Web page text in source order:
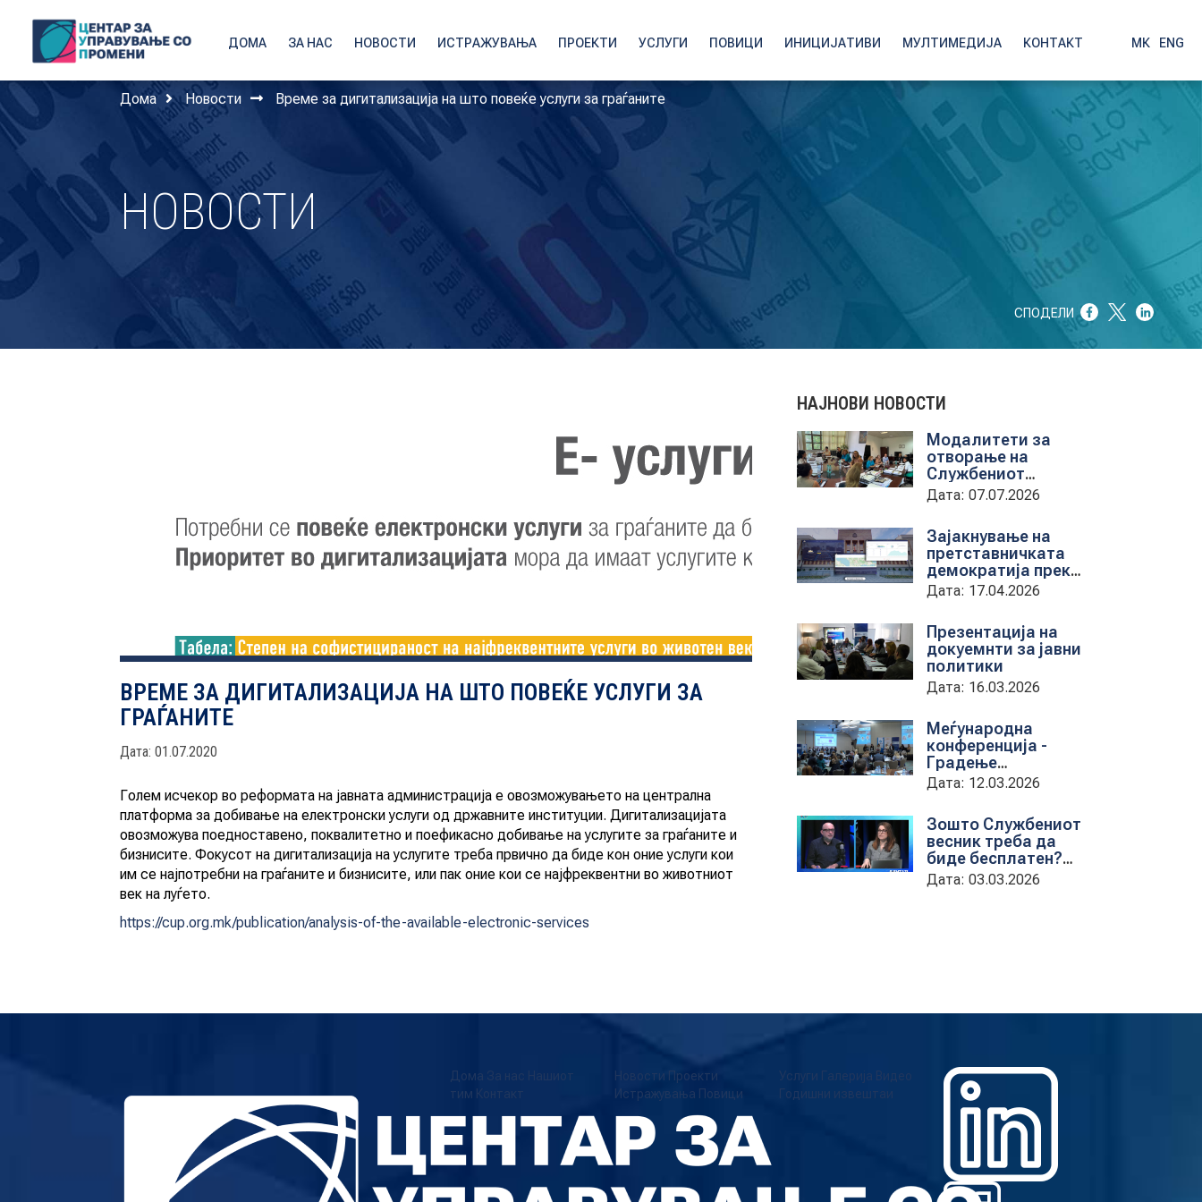
ДОМА ЗА НАС НОВОСТИ ИСТРАЖУВАЊА ПРОЕКТИ УСЛУГИ ПОВИЦИ ИНИЦИЈАТИВИ МУЛТИМЕДИЈА КОНТАКТ МК ENG
Дома Новости Време за дигитализација на што повеќе услуги за граѓаните
НОВОСТИ
СПОДЕЛИ
ВРЕМЕ ЗА ДИГИТАЛИЗАЦИЈА НА ШТО ПОВЕЌЕ УСЛУГИ ЗА
ГРАЃАНИТЕ
Дата: 01.07.2020
Голем исчекор во реформата на јавната администрација е овозможувањето на централна
платформа за добивање на електронски услуги од државните институции. Дигитализацијата
овозможува поедноставено, поквалитетно и поефикасно добивање на услугите за граѓаните и
бизнисите. Фокусот на дигитализација на услугите треба првично да биде кон оние услуги кои
им се најпотребни на граѓаните и бизнисите, или пак оние кои се најфреквентни во животниот
век на луѓето.
https://cup.org.mk/publication/analysis-of-the-available-electronic-services
НАЈНОВИ НОВОСТИ
Модалитети за
отворање на
Службениот
весник - Средба со
претставници на
Дата: 07.07.2026
Зајакнување на
претставничката
демократија преку
дигитална алатка
kancelarii.sobranie.mk
Дата: 17.04.2026
Презентација на
докуемнти за јавни
политики
Дата: 16.03.2026
Меѓународна
конференција -
Градење
капацитети на
институциите за
обука на државни
службеници
Дата: 12.03.2026
Зошто Службениот
весник треба да
биде бесплатен?
гостување на
проектната
Дата: 03.03.2026
Дома За нас
Нашиот
тим Контакт
Новости Проекти
Истражувања Повици
Услуги Галерија Видео
Годишни извештаи